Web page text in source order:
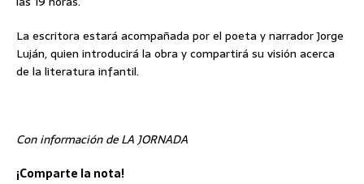
La escritora estará acompañada por el poeta y narrador Jorge
Luján, quien introducirá la obra y compartirá su visión acerca
de la literatura infantil.
Con información de LA JORNADA
¡Comparte la nota!